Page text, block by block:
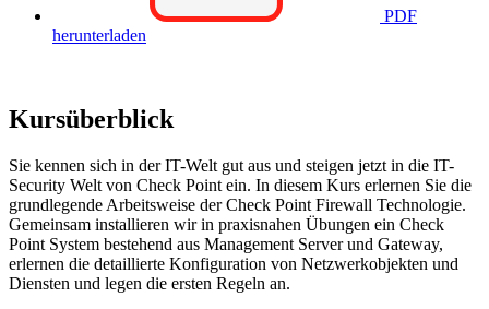
PDF
herunterladen
Kursüberblick
Sie kennen sich in der IT-Welt gut aus und steigen jetzt in die IT-
Security Welt von Check Point ein. In diesem Kurs erlernen Sie die
grundlegende Arbeitsweise der Check Point Firewall Technologie.
Gemeinsam installieren wir in praxisnahen Übungen ein Check
Point System bestehend aus Management Server und Gateway,
erlernen die detaillierte Konfiguration von Netzwerkobjekten und
Diensten und legen die ersten Regeln an.